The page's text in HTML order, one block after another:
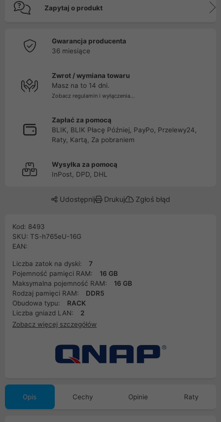
Zapytaj o produkt
Gwarancja producenta
36 miesiące
Zwrot / wymiana towaru
Masz na to 14 dni.
Zobacz regulamin i wyłączenia...
Zapłać za pomocą
BLIK, BLIK Płacę Później, PayPo, Przelewy24,
Raty, Kartą, Za pobraniem
Wysyłka za pomocą
InPost, DPD, DHL
Udostępnij Drukuj Zgłoś błąd
Kod: 8493
SKU: TS-h765eU-16G
EAN:
Liczba zatok na dyski:
7
Pojemność pamięci RAM:
16 GB
Maksymalna pojemność RAM:
16 GB
Rodzaj pamięci RAM:
DDR5
Obudowa typu:
RACK
Liczba gniazd LAN:
2
Zobacz więcej szczegółów
Opis Cechy Opinie Raty